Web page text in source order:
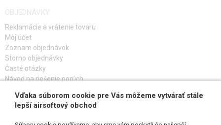
OBJEDNÁVKY
Reklamácie a vrátenie tovaru
Môj účet
Zoznam objednávok
Storno objednávky
Časté otázky
Návod na riešenie porúch
PRIHLÁS SA K ODBERU
Vďaka súborom cookie pre Vás môžeme vytvárať stále
lepší airsoftový obchod